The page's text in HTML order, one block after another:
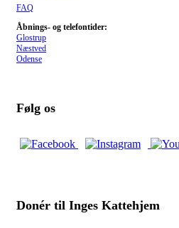
FAQ
Åbnings- og telefontider:
Glostrup
Næstved
Odense
Følg os
Donér til Inges Kattehjem